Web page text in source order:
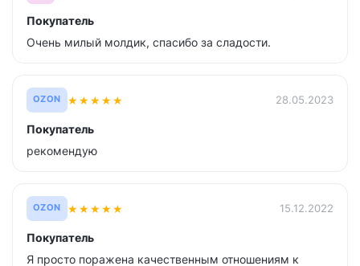
Покупатель
Очень милый молдик, спасибо за сладости.
OZON ★★★★★ 28.05.2023
Покупатель
рекомендую
OZON ★★★★★ 15.12.2022
Покупатель
Я просто поражена качественным отношениям к